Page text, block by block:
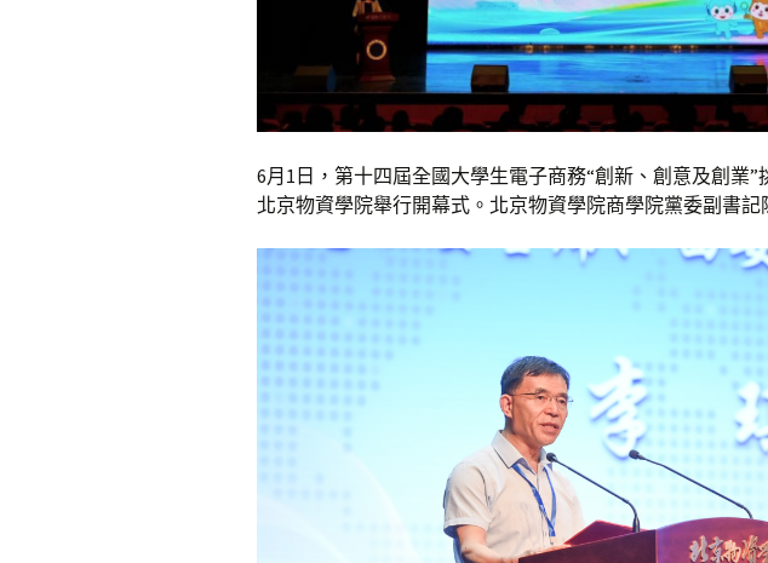
6月1日，第十四屆全國大學生電子商務“創新、創意及創業
北京物資學院舉行開幕式。北京物資學院商學院黨委副書記